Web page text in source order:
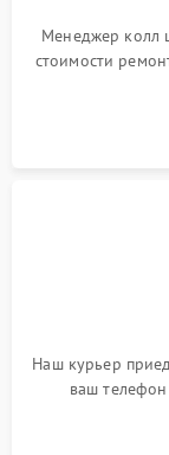
Менеджер колл
стоимости
Наш курьер
ваш телефон